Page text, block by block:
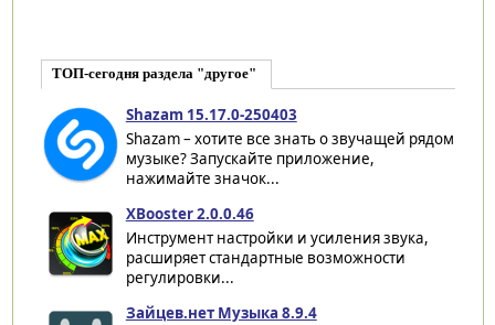
ТОП-сегодня раздела "другое"
Shazam 15.17.0-250403
Shazam – хотите все знать о звучащей рядом
музыке? Запускайте приложение,
нажимайте значок...
XBooster 2.0.0.46
Инструмент настройки и усиления звука,
расширяет стандартные возможности
регулировки...
Зайцев.нет Музыка 8.9.4